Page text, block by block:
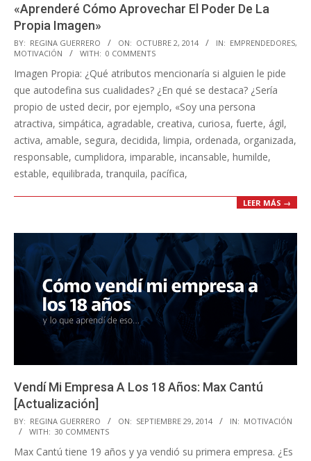
«Aprenderé Cómo Aprovechar El Poder De La
Propia Imagen»
2014-
10-
02
BY: REGINA GUERRERO ON: OCTUBRE 2, 2014 IN: EMPRENDEDORES,
MOTIVACIÓN
WITH: 0 COMMENTS
Imagen Propia: ¿Qué atributos mencionaría si alguien le pide
que autodefina sus cualidades? ¿En qué se destaca? ¿Sería
propio de usted decir, por ejemplo, «Soy una persona
atractiva, simpática, agradable, creativa, curiosa, fuerte, ágil,
activa, amable, segura, decidida, limpia, ordenada, organizada,
responsable, cumplidora, imparable, incansable, humilde,
estable, equilibrada, tranquila, pacífica,
LEER MÁS →
Vendí Mi Empresa A Los 18 Años: Max Cantú
[Actualización]
2014-
09-
29
BY: REGINA GUERRERO ON: SEPTIEMBRE 29, 2014 IN: MOTIVACIÓN
WITH: 30 COMMENTS
Max Cantú tiene 19 años y ya vendió su primera empresa. ¿Es